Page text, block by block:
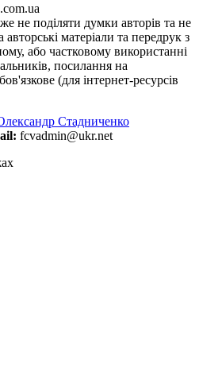
не поділяти думки авторів та не
авторські матеріали та передрук з
або частковому використанні
посилання на
(для інтернет-ресурсів
Стадниченко
fcvadmin@ukr.net